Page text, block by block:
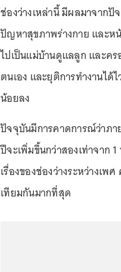
ช่องว่างเหล่านี้ มีผลมาจาก
ปัญหาสุขภาพร่างกาย และห
ไปเป็นแม่บ้านดูแลลูก และค
ตนเอง และยุติการทำงานไ
น้อยลง
ปัจจุบันมีการคาดการณ์ว่าภา
ปีจะเพิ่มขึ้นกว่าสองเท่าจาก
เรื่องของช่องว่างระหว่างเ
เทียมกันมากที่สุด